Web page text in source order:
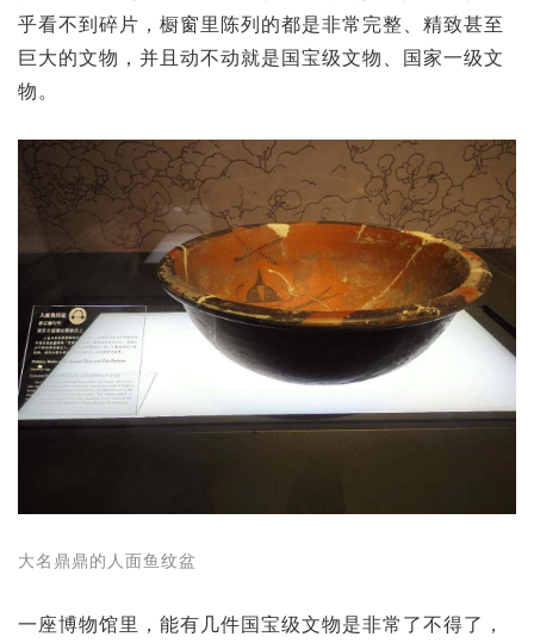
乎看不到碎片，橱窗里陈列的都是非常完整、精致甚至
巨大的文物，并且动不动就是国宝级文物、国家一级文
物。
大名鼎鼎的人面鱼纹盆
一座博物馆里，能有几件国宝级文物是非常了不得了，